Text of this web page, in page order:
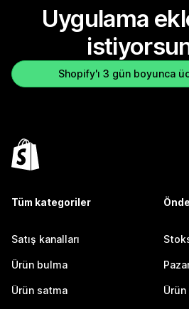
Uygulama
Shopify'ı 3 gün boyunca
Tüm kategoriler
Satış kanalları
Ürün bulma
Ürün satma